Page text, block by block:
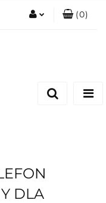
(0)
DLA